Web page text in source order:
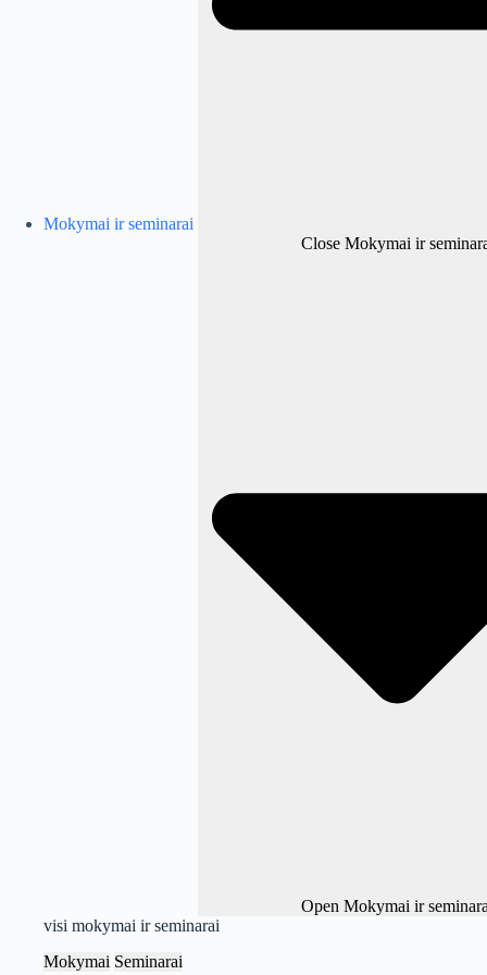
Mokymai ir seminarai
Close Mokymai ir
Open Mokymai ir
visi mokymai ir seminarai
Mokymai Seminarai